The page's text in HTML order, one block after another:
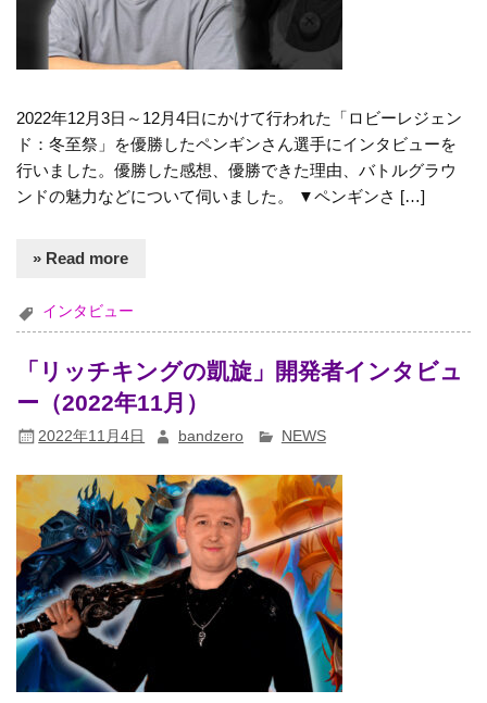
2022年12月3日～12月4日にかけて行われた「ロビーレジェン
ド：冬至祭」を優勝したペンギンさん選手にインタビューを
行いました。優勝した感想、優勝できた理由、バトルグラウ
ンドの魅力などについて伺いました。 ▼ペンギンさ […]
» Read more
インタビュー
「リッチキングの凱旋」開発者インタビュ
ー（2022年11月）
2022年11月4日 bandzero NEWS